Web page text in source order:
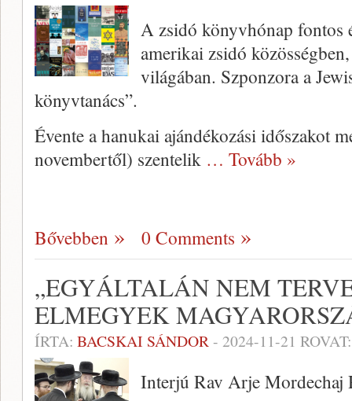
A zsidó könyvhónap fontos
amerikai zsidó
világában. Szponzora a
könyvtanács”.
Évente a hanukai ajándékozási időszakot
novembertől) szentelik … Tovább »
Bővebben 0 Comments
„EGYÁLTALÁN NEM
ELMEGYEK
ÍRTA: BACSKAI SÁNDOR- 2024-11-21
Interjú Rav Arje